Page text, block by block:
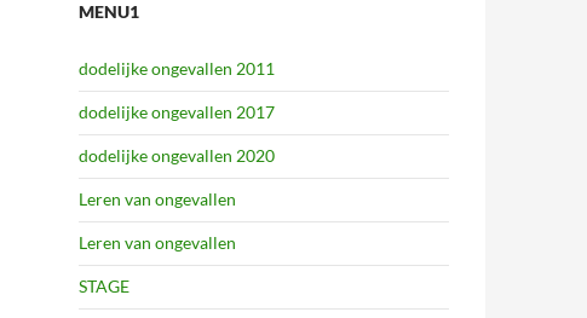
MENU1
dodelijke ongevallen 2011
dodelijke ongevallen 2017
dodelijke ongevallen 2020
Leren van ongevallen
Leren van ongevallen
STAGE